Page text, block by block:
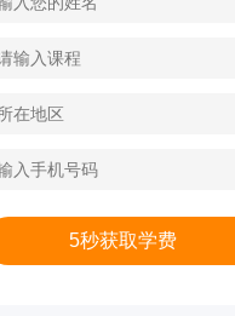
5秒获取学费